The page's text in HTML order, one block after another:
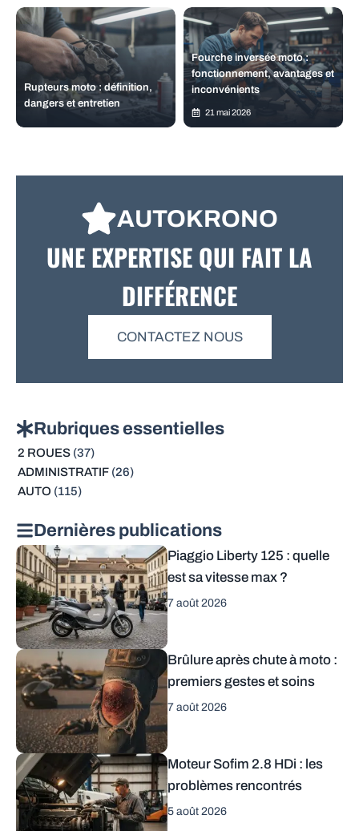
Rupteurs moto : définition,
dangers et entretien
Fourche inversée moto :
fonctionnement, avantages et
inconvénients
21 mai 2026
AUTOKRONO
UNE EXPERTISE QUI FAIT LA
DIFFÉRENCE
CONTACTEZ NOUS
Rubriques essentielles
2 ROUES(37)
ADMINISTRATIF(26)
AUTO (115)
Dernières publications
Piaggio Liberty 125 : quelle
est sa vitesse max ?
7 août 2026
Brûlure après chute à moto :
premiers gestes et soins
7 août 2026
Moteur Sofim 2.8 HDi : les
problèmes rencontrés
5 août 2026